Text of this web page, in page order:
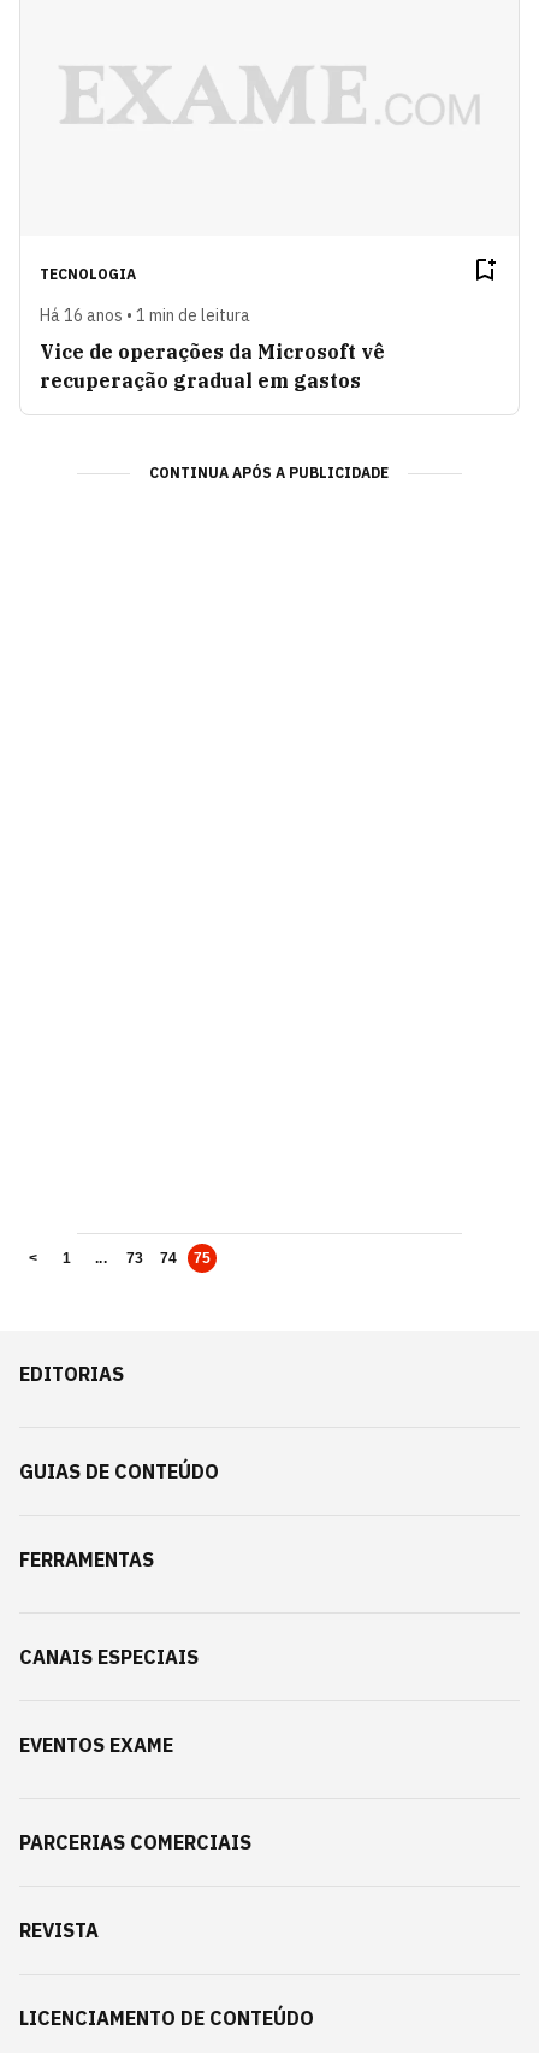
TECNOLOGIA
Há 16 anos • 1 min de leitura
Vice de operações da Microsoft vê
recuperação gradual em gastos
CONTINUA APÓS A PUBLICIDADE
< 1 ... 73 74 75
EDITORIAS
GUIAS DE CONTEÚDO
FERRAMENTAS
CANAIS ESPECIAIS
EVENTOS EXAME
PARCERIAS COMERCIAIS
REVISTA
LICENCIAMENTO DE CONTEÚDO